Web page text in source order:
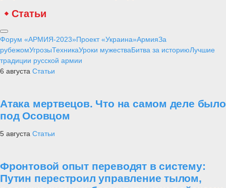
Статьи
Форум «АРМИЯ-2023»Проект «Украина»АрмияЗа
рубежомУгрозыТехникаУроки мужестваБитва за историюЛучшие
традиции русской армии
6 августа Статьи
Атака мертвецов. Что на самом деле было
под Осовцом
5 августа Статьи
Фронтовой опыт переводят в систему:
Путин перестроил управление тылом,